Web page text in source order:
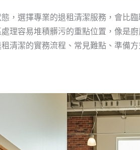
，選擇專業的退租清潔服務，會比
理容易堆積髒污的重點位置，像是
清潔的實務流程、常見難點、準備